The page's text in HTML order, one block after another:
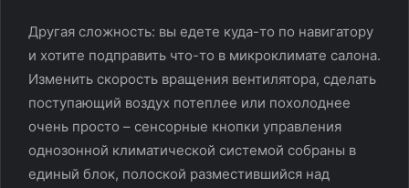
Другая сложность: вы едете куда-то по навигатору
и хотите подправить что-то в микроклимате салона.
Изменить скорость вращения вентилятора, сделать
поступающий воздух потеплее или похолоднее
очень просто – сенсорные кнопки управления
однозонной климатической системой собраны в
единый блок, полоской разместившийся над